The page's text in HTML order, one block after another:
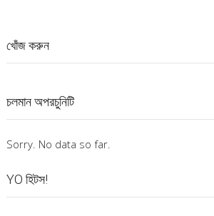
খোঁজ করুন
চলমান অপরচুনিটি
Sorry. No data so far.
YO হিটস!